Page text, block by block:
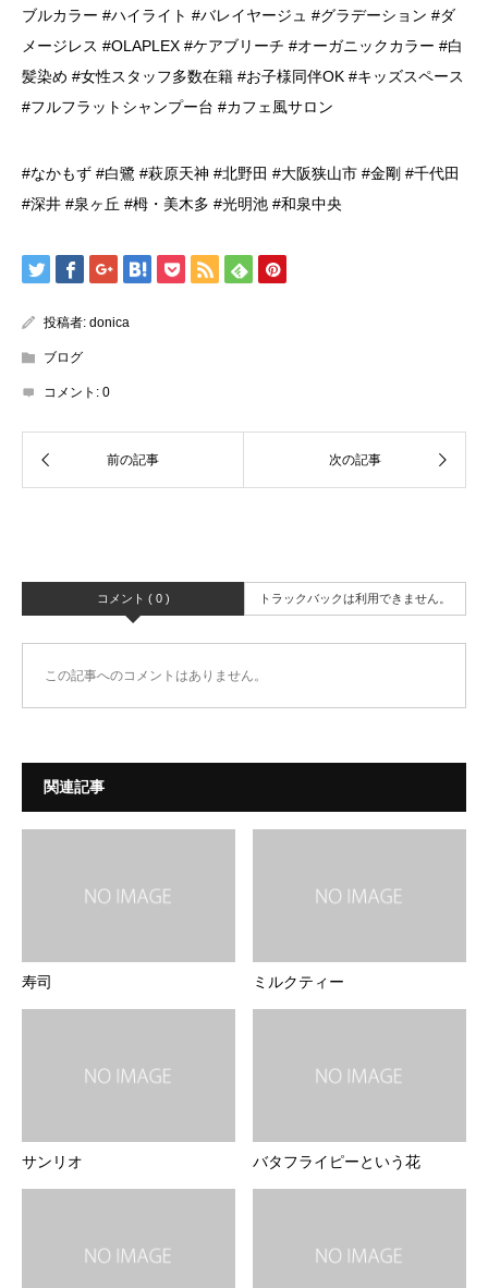
ブルカラー #ハイライト #バレイヤージュ #グラデーション #ダ
メージレス #OLAPLEX #ケアブリーチ #オーガニックカラー #白
髪染め #女性スタッフ多数在籍 #お子様同伴OK #キッズスペース
#フルフラットシャンプー台 #カフェ風サロン
#なかもず #白鷺 #萩原天神 #北野田 #大阪狭山市 #金剛 #千代田
#深井 #泉ヶ丘 #栂・美木多 #光明池 #和泉中央
投稿者: donica
ブログ
コメント: 0
コメント ( 0 ) トラックバックは利用できません。
この記事へのコメントはありません。
関連記事
寿司 ミルクティー
サンリオ バタフライピーという花